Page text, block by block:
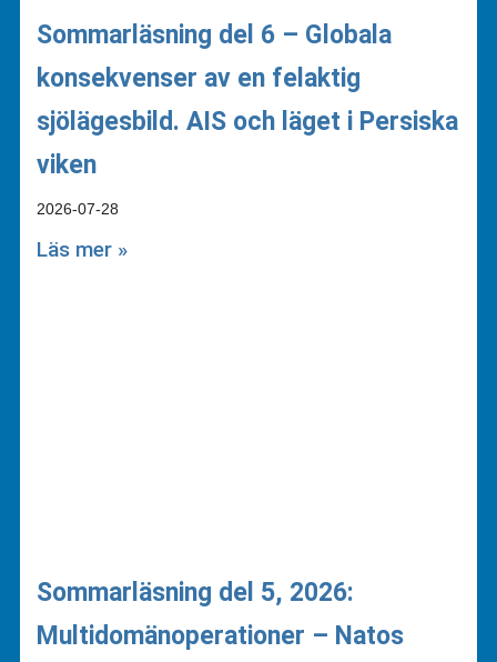
Sommarläsning del 6 – Globala
konsekvenser av en felaktig
sjölägesbild. AIS och läget i Persiska
viken
2026-07-28
Läs mer »
Sommarläsning del 5, 2026:
Multidomänoperationer – Natos